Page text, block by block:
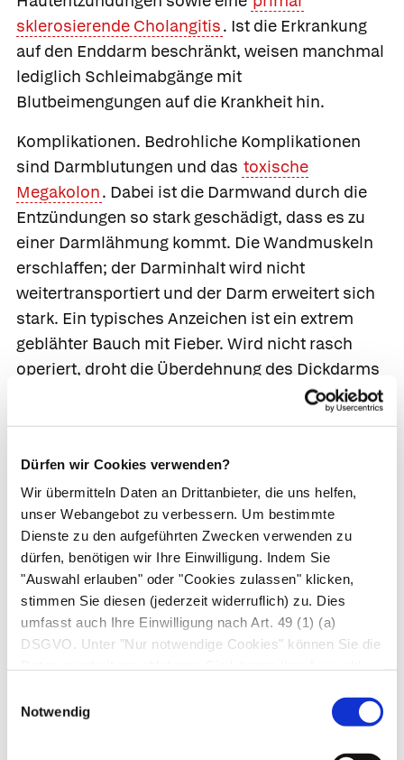
Dürfen wir Cookies verwenden?
Wir übermitteln Daten an Drittanbieter, die uns helfen,
unser Webangebot zu verbessern. Um bestimmte
Dienste zu den aufgeführten Zwecken verwenden zu
dürfen, benötigen wir Ihre Einwilligung. Indem Sie
"Auswahl erlauben" oder "Cookies zulassen" klicken,
stimmen Sie diesen (jederzeit widerruflich) zu. Dies
umfasst auch Ihre Einwilligung nach Art. 49 (1) (a)
DSGVO. Unter "Nur notwendige Cookies" können Sie die
Notwendig
sklerosierende Cholangitis. Ist die Erkrankung
auf den Enddarm beschränkt, weisen manchmal
lediglich Schleimabgänge mit
Blutbeimengungen auf die Krankheit hin.
Komplikationen. Bedrohliche Komplikationen
sind Darmblutungen und das toxische
Megakolon. Dabei ist die Darmwand durch die
Entzündungen so stark geschädigt, dass es zu
einer Darmlähmung kommt. Die Wandmuskeln
erschlaffen; der Darminhalt wird nicht
weitertransportiert und der Darm erweitert sich
stark. Ein typisches Anzeichen ist ein extrem
geblähter Bauch mit Fieber. Wird nicht rasch
operiert, droht die Überdehnung des Dickdarms
mit der Gefahr des Darmdurchbruchs, der
Bauchfellentzündung
akuten Komplikationen ist bei der Colitis
ulcerosa auch das Darmkrebsrisiko erhöht.
Außerhalb des Darms gelegene
Entzündungsherde
Bei 15 bis 20 % der Patient*innen mit einer
chronisch-entzündlichen Darmerkrankung wie
Colitis ulcerosa
entzündliche rheumatische Erkrankung der
Wirbelsäule oder asymmetrisch einzelner großer